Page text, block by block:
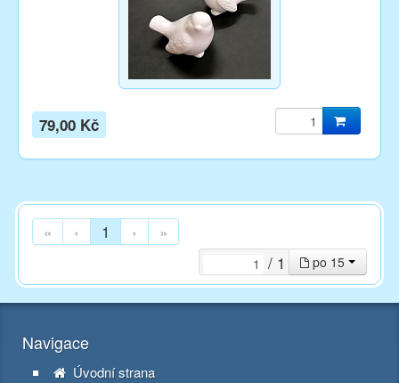
79,00 Kč
« ‹ 1 › »
po 15
/ 1
Navigace
Úvodní strana